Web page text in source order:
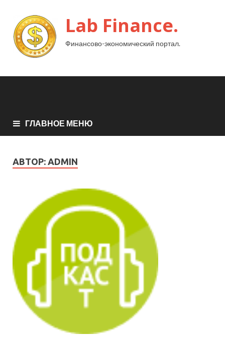
Lab Finance.
Финансово-экономический портал.
ГЛАВНОЕ МЕНЮ
АВТОР: ADMIN